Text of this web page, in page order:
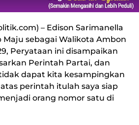
) – Edison Sarimanella
Maju sebagai Walikota Ambon
Peryataan ini disampaikan
Perintah Partai, dan
dapat kita kesampingkan
perintah itulah saya siap
orang nomor satu di